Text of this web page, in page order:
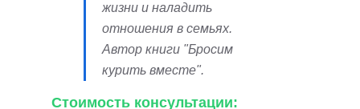
жизни и наладить
отношения в семьях.
Автор книги "Бросим
курить вместе".
Стоимость консультации: